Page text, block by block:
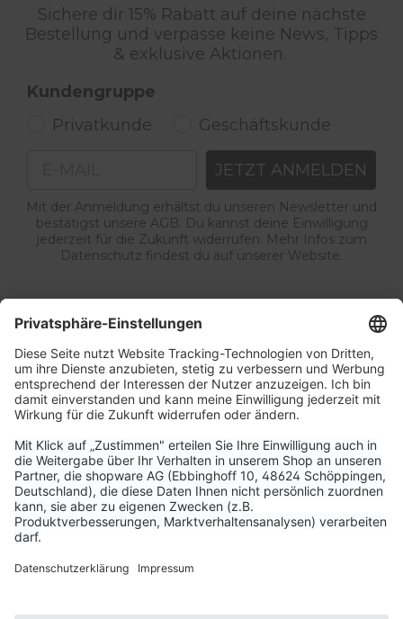
Sichere dir 15% Rabatt auf deine nächste
Bestellung und verpasse keine News, Tipps
& exklusive Aktionen.
Kundengruppe
Privatkunde
Geschäftskunde
JETZT ANMELDEN
Mit der Anmeldung erhältst du unseren Newsletter und
bestätigst unsere AGB. Du kannst deine Einwilligung
jederzeit für die Zukunft widerrufen. Mehr Infos zum
Datenschutz findest du auf unserer Website.
Unternehmen
Aktuelle Themen